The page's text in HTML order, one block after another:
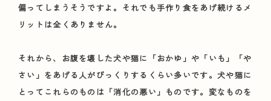
偏ってしまうそうですよ。それでも手作り食をあげ続けるメ
リットは全くありません。
それから、お腹を壊した犬や猫に「おかゆ」や「いも」「や
さい」をあげる人がびっくりするくらい多いです。犬や猫に
とってこれらのものは「消化の悪い」ものです。変なものを